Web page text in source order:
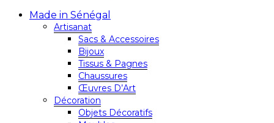
Made in Sénégal
Artisanat
Sacs & Accessoires
Bijoux
Tissus & Pagnes
Chaussures
Œuvres D’Art
Décoration
Objets Décoratifs